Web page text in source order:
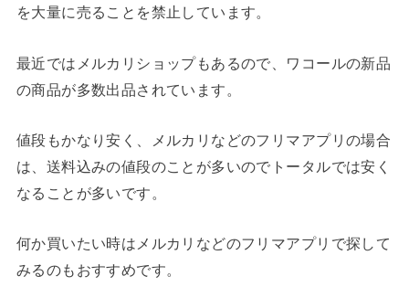
を大量に売ることを禁止しています。
最近ではメルカリショップもあるので、ワコールの新品
の商品が多数出品されています。
値段もかなり安く、メルカリなどのフリマアプリの場合
は、送料込みの値段のことが多いのでトータルでは安く
なることが多いです。
何か買いたい時はメルカリなどのフリマアプリで探して
みるのもおすすめです。